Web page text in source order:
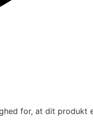
for, at dit produkt